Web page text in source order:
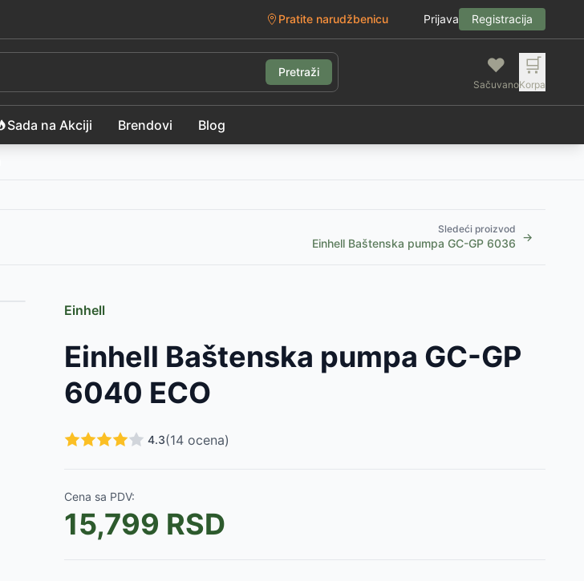
Pratite narudžbenicu Prijava Registracija
Pretraži ❤️
Sačuvano
🛒
Korpa
Sada na Akciji Brendovi Blog
Sledeći proizvod
Einhell Baštenska pumpa GC-GP 6036 →
Einhell
Einhell Baštenska pumpa GC-GP
6040 ECO
4.3(14 ocena)
Cena sa PDV:
15,799 RSD